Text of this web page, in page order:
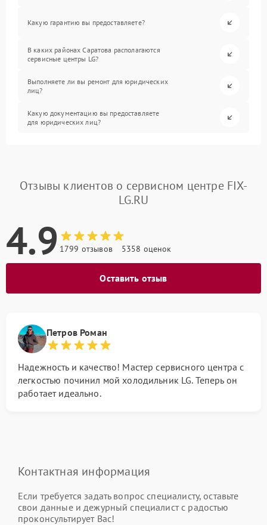
Какую гарантию вы предоставляете?
В каких районах Саратова располагаются
сервисные центры LG?
Выполняете ли вы ремонт для юридических
лиц?
Какую документацию вы предоставляете
для юридических лиц?
Отзывы клиентов о сервисном центре FIX-
LG.RU
4.9 1799 отзывов 5358 оценок
Оставить отзыв
Петров Роман
Надежность и качество! Мастер сервисного центра с
легкостью починил мой холодильник LG. Теперь он
работает идеально.
Контактная информация
Если требуется задать вопрос специалисту, оставьте
свои данные и дежурный специалист с радостью
проконсультирует Вас!